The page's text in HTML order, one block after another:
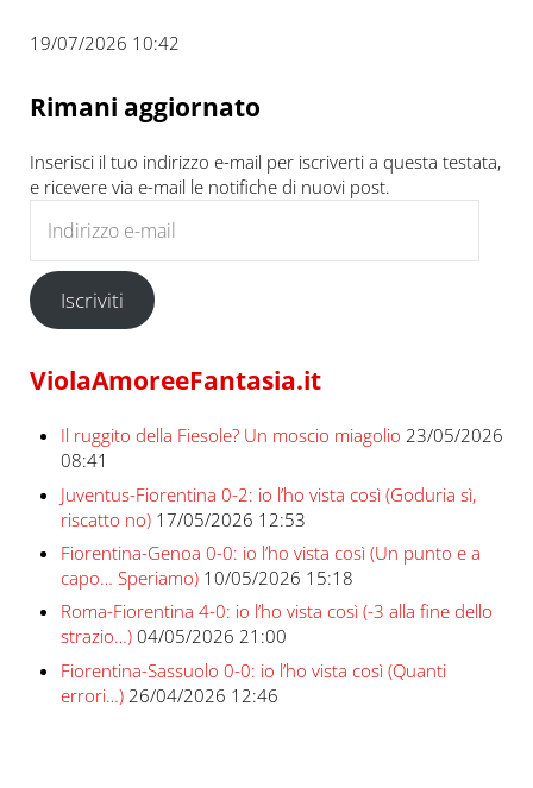
19/07/2026 10:42
Rimani aggiornato
Inserisci il tuo indirizzo e-mail per iscriverti a questa testata,
e ricevere via e-mail le notifiche di nuovi post.
Iscriviti
ViolaAmoreeFantasia.it
Il ruggito della Fiesole? Un moscio miagolio 23/05/2026
08:41
Juventus-Fiorentina 0-2: io l’ho vista così (Goduria sì,
riscatto no) 17/05/2026 12:53
Fiorentina-Genoa 0-0: io l’ho vista così (Un punto e a
capo… Speriamo) 10/05/2026 15:18
Roma-Fiorentina 4-0: io l’ho vista così (-3 alla fine dello
strazio…) 04/05/2026 21:00
Fiorentina-Sassuolo 0-0: io l’ho vista così (Quanti
errori…) 26/04/2026 12:46